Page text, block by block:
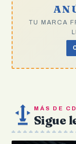
TU MARCA
MÁS DE
Sigue